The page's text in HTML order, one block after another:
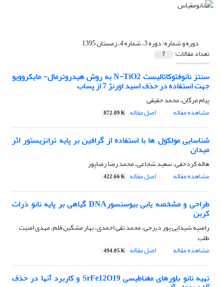
دوره و شماره:دوره 3، شماره 4، زمستان 1395
تعداد مقالات: 7
سنتز نانوفتوکاتالیست N-TiO2 به روش هیدروترمال- مایکروویو
جهت استفاده در حذف اسید اورنژ 7 از پساب
پیام مرگان، محمد حقیقی
مشاهده مقاله
اصل مقاله 872.09 K
شناسایی مولکول ها با استفاده از گرافین بر پایه ترانزیستور اثر
میدان
هاله کردحقی، سعید شجاعی، محمد رضا رضاپور
مشاهده مقاله
اصل مقاله 422.66 K
طراحی و مشخصه یابی بیوسنسورDNA گیاهی بر پایه نانو ذرات
کربن
راضیه شیدایی پور دیزجی، محمد تقی احمدی، بهار مشگین قلم، مهدی امنیت
طلب
مشاهده مقاله
اصل مقاله 494.05 K
تهیه نانو بلور‌های مغناطیسی SrFe12O19 و کاربرد آنها در حذف